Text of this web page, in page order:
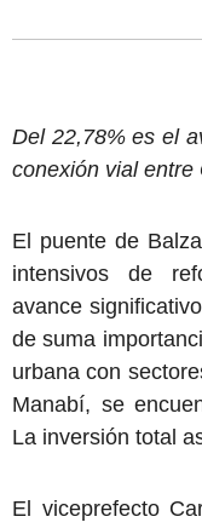
Del 22,78% es el
conexión vial
El puente de
intensivos de
avance
de suma
urbana con
Manabí, se
La inversión total
El viceprefecto